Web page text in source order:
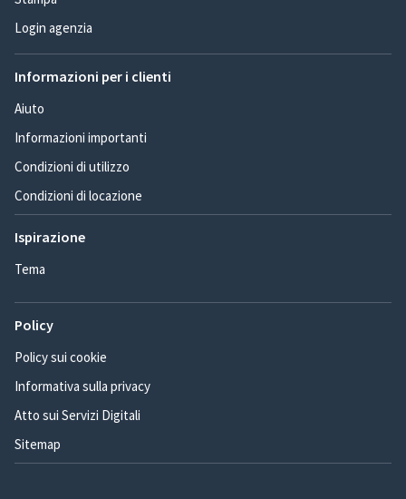
Login agenzia
Informazioni per i clienti
Aiuto
Informazioni importanti
Condizioni di utilizzo
Condizioni di locazione
Ispirazione
Tema
Policy
Policy sui cookie
Informativa sulla privacy
Atto sui Servizi Digitali
Sitemap